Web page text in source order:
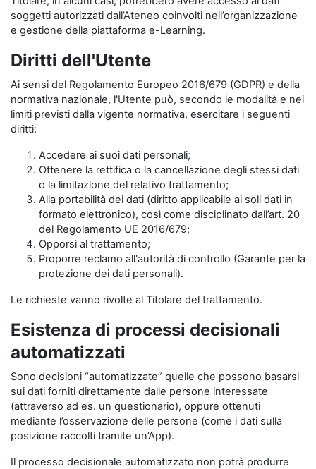
soggetti autorizzati dall’Ateneo coinvolti nell’organizzazione
e gestione della piattaforma e-Learning.
Diritti dell'Utente
Ai sensi del Regolamento Europeo 2016/679 (GDPR) e della
normativa nazionale, l'Utente può, secondo le modalità e nei
limiti previsti dalla vigente normativa, esercitare i seguenti
diritti:
Accedere ai suoi dati personali;
Ottenere la rettifica o la cancellazione degli stessi dati
o la limitazione del relativo trattamento;
Alla portabilità dei dati (diritto applicabile ai soli dati in
formato elettronico), così come disciplinato dall’art. 20
del Regolamento UE 2016/679;
Opporsi al trattamento;
Proporre reclamo all'autorità di controllo (Garante per la
protezione dei dati personali).
Le richieste vanno rivolte al Titolare del trattamento.
Esistenza di processi decisionali
automatizzati
Sono decisioni “automatizzate” quelle che possono basarsi
sui dati forniti direttamente dalle persone interessate
(attraverso ad es. un questionario), oppure ottenuti
mediante l’osservazione delle persone (come i dati sulla
posizione raccolti tramite un’App).
Il processo decisionale automatizzato non potrà produrre